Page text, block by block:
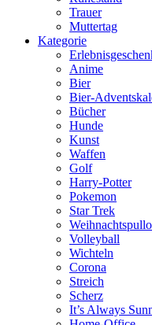
Trauer
Muttertag
Kategorie
Anime
Bier
Bier-
Bücher
Hunde
Kunst
Waffen
Golf
Harry-Potter
Pokemon
Star Trek
Volleyball
Wichteln
Corona
Streich
Scherz
It’s Always